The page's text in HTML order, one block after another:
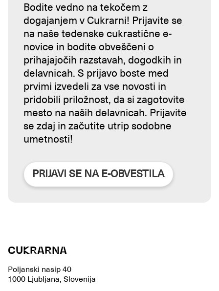
Bodite vedno na tekočem z
dogajanjem v Cukrarni! Prijavite se
na naše tedenske cukrastične e-
novice in bodite obveščeni o
prihajajočih razstavah, dogodkih in
delavnicah. S prijavo boste med
prvimi izvedeli za vse novosti in
pridobili priložnost, da si zagotovite
mesto na naših delavnicah. Prijavite
se zdaj in začutite utrip sodobne
umetnosti!
PRIJAVI SE NA E-OBVESTILA
CUKRARNA
Poljanski nasip 40
1000 Ljubljana, Slovenija